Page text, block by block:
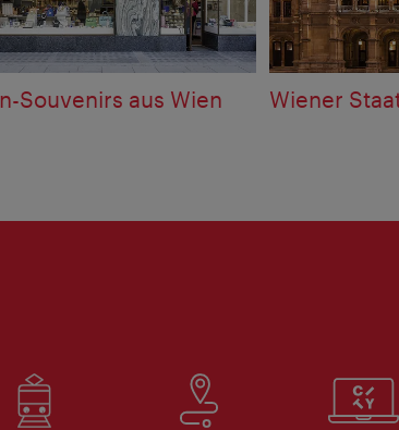
Souvenirs aus Wien Wiener